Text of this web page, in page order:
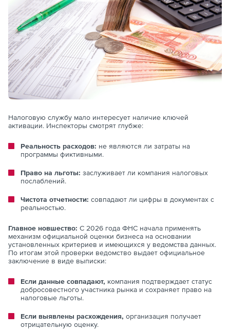
Налоговую службу мало интересует наличие ключей
активации. Инспекторы смотрят глубже:
Реальность расходов: не являются ли затраты на
программы фиктивными.
Право на льготы: заслуживает ли компания налоговых
послаблений.
Чистота отчетности: совпадают ли цифры в документах с
реальностью.
Главное новшество: С 2026 года ФНС начала применять
механизм официальной оценки бизнеса на основании
установленных критериев и имеющихся у ведомства данных.
По итогам этой проверки ведомство выдает официальное
заключение в виде выписки:
Если данные совпадают, компания подтверждает статус
добросовестного участника рынка и сохраняет право на
налоговые льготы.
Если выявлены расхождения, организация получает
отрицательную оценку.